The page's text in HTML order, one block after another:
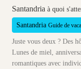
Santandria à quoi
Santandria Guide de
Juste vous deux ? Des
Lunes de miel,
romantiques avec